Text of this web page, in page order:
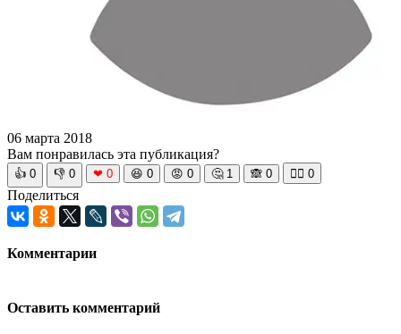
06 марта 2018
Вам понравилась эта публикация?
👍 0 👎 0 ❤ 0 😆 0 😡 0 🤔 1 🙈 0 🧘‍♀️ 0
Поделиться
Комментарии
Оставить комментарий